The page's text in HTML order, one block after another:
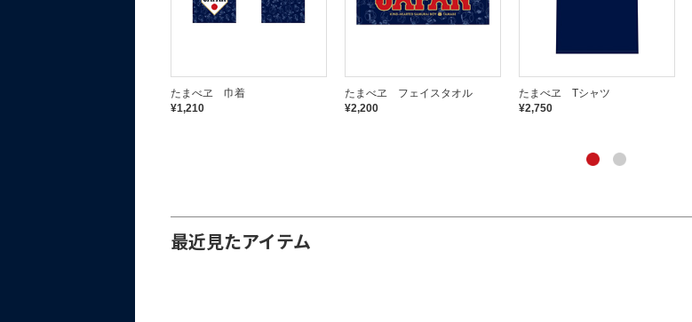
たまべヱ 巾着
¥1,210
たまべヱ フェイスタオル
¥2,200
たまべヱ Tシャツ
¥2,750
最近見たアイテム